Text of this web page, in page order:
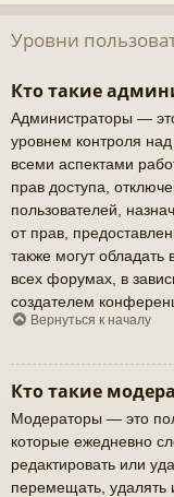
Уровни
Кто такие
Администраторы —
уровнем контроля
всеми аспектами
прав доступа,
пользователей,
от прав,
также могут
всех форумах, в
создателем
Вернуться к началу
Кто такие
Модераторы — это
которые ежедневно
редактировать или
перемещать,